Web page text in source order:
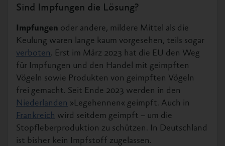
Sind Impfungen die Lösung?
Impfungen oder andere, mildere Mittel als die
Keulung waren lange kaum vorgesehen, teils sogar
verboten. Erst im März 2023 hat die EU den Weg
für Impfungen und den Handel mit geimpften
Vögeln sowie Produkten von geimpften Vögeln
frei gemacht. Seit Ende 2023 werden in den
Niederlanden »Legehennen« geimpft. Auch in
Frankreich wird seitdem geimpft – um die
Stopfleberproduktion zu schützen. In Deutschland
ist bisher kein Impfstoff zugelassen.